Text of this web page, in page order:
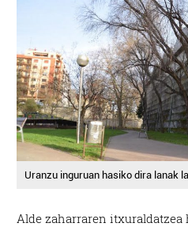
Uranzu inguruan hasiko dira lanak
Alde zaharraren itxuraldatzea